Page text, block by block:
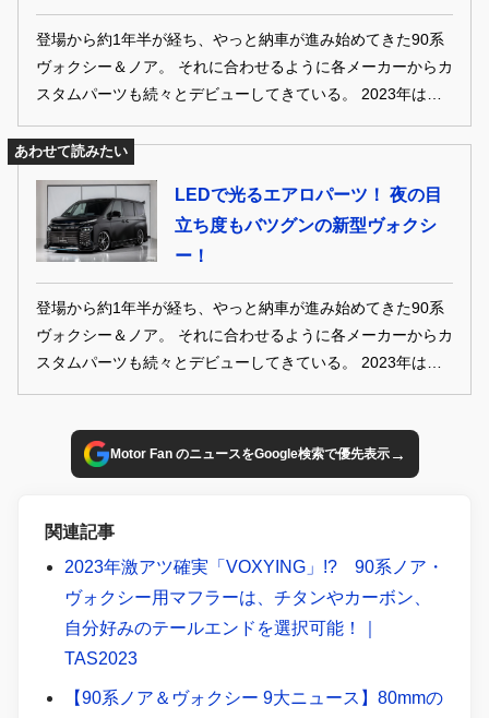
登場から約1年半が経ち、やっと納車が進み始めてきた90系
ヴォクシー＆ノア。 それに合わせるように各メーカーからカ
スタムパーツも続々とデビューしてきている。 2023年は、
新型ヴォクシー＆ノアにとって、まさにカスタム元年。 Mク
ラスミニバン人気を牽引する両車をいかにスタイルアップす
るか。 さまざまなメーカーのデモカーからカスタムのヒント
を探してみてください！
あわせて読みたい
LEDで光るエアロパーツ！ 夜の目
立ち度もバツグンの新型ヴォクシ
ー！
登場から約1年半が経ち、やっと納車が進み始めてきた90系
ヴォクシー＆ノア。 それに合わせるように各メーカーからカ
スタムパーツも続々とデビューしてきている。 2023年は、
新型ヴォクシー＆ノアにとって、まさにカスタム元年。 Mク
るか。 さまざまなメーカーのデモカーからカスタムのヒント
を探してみてください！
Motor Fan のニュースをGoogle検索で優先表示→
関連記事
2023年激アツ確実「VOXYING」!? 90系ノア・
ヴォクシー用マフラーは、チタンやカーボン、
自分好みのテールエンドを選択可能！｜
TAS2023
【90系ノア＆ヴォクシー 9大ニュース】80mmの